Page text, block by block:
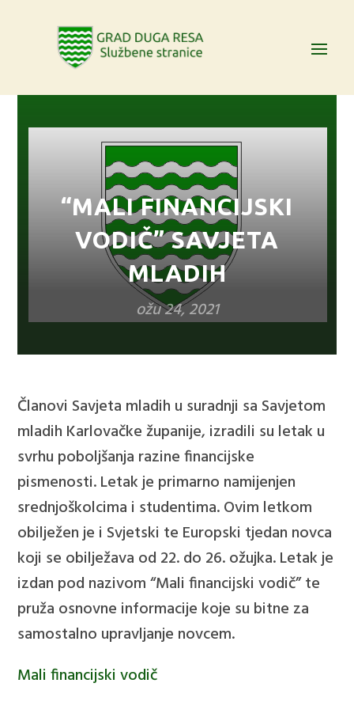
“MALI FINANCIJSKI
VODIČ” SAVJETA
MLADIH
ožu 24, 2021
Članovi Savjeta mladih u suradnji sa Savjetom
mladih Karlovačke županije, izradili su letak u
svrhu poboljšanja razine financijske
pismenosti. Letak je primarno namijenjen
srednjoškolcima i studentima. Ovim letkom
obilježen je i Svjetski te Europski tjedan novca
koji se obilježava od 22. do 26. ožujka. Letak je
izdan pod nazivom “Mali financijski vodič” te
pruža osnovne informacije koje su bitne za
samostalno upravljanje novcem.
Mali financijski vodič